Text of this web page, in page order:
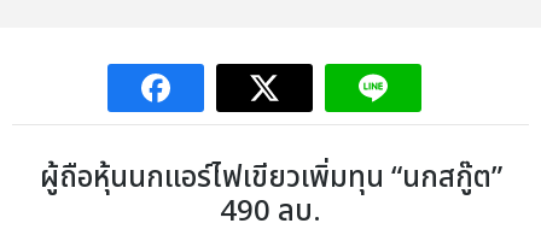
ผู้ถือหุ้นนกแอร์ไฟเขียวเพิ่มทุน “นกสกู๊ต”
490 ลบ.